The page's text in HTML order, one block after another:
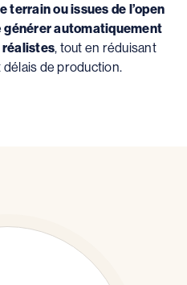
terrain ou issues de l’open
générer automatiquement
réalistes, tout en réduisant
de production.